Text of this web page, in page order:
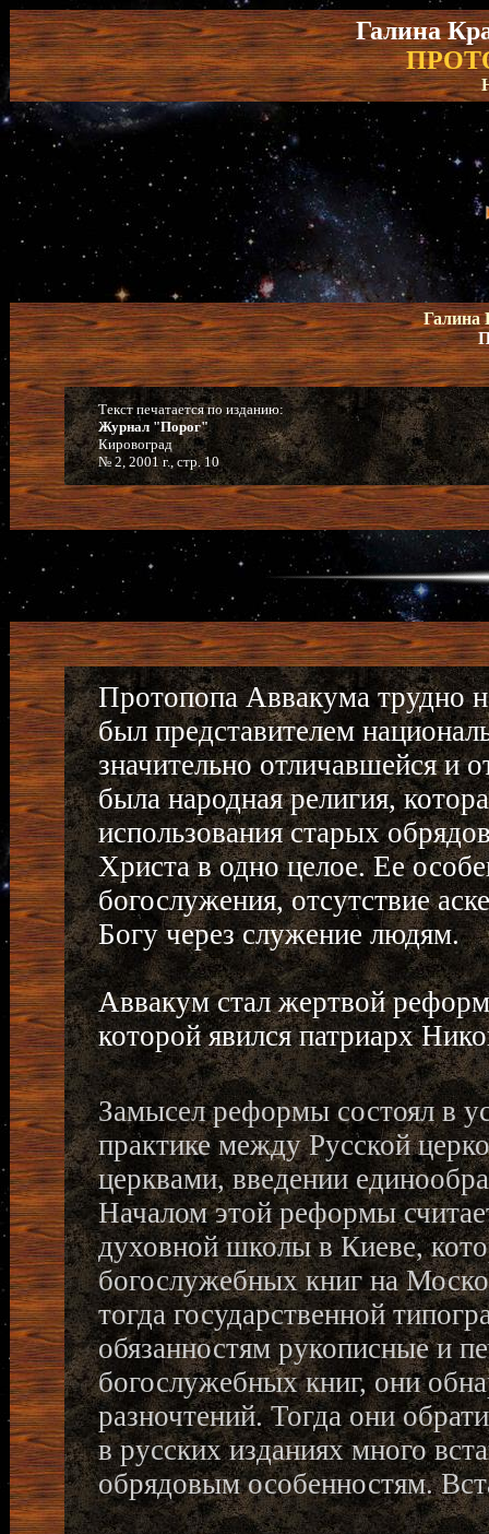
Галина
Галина
Текст печатается по изданию:
Журнал "Порог"
Кировоград
№ 2, 2001 г., стр. 10
Протопопа Аввакума трудно
был представителем
значительно отличавшейся и
была народная религия,
использования старых
Христа в одно целое. Ее
богослужения, отсутствие
Богу через служение людям.
Аввакум стал жертвой
которой явился патриарх
Замысел реформы состоял в
практике между Русской
церквами, введении
Началом этой реформы
духовной школы в Киеве,
богослужебных книг на
тогда государственной
обязанностям рукописные и
богослужебных книг, они
разночтений. Тогда они
в русских изданиях много
обрядовым особенностям.